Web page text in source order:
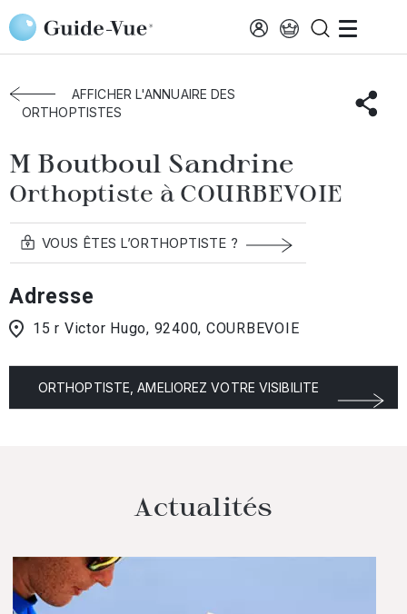
Aller au contenu principal
Accueil Annuaire des orthoptistes
Courbevoie
Boutboul Sandrine
AFFICHER L'ANNUAIRE DES
ORTHOPTISTES
M Boutboul Sandrine
Orthoptiste à COURBEVOIE
VOUS ÊTES L’ORTHOPTISTE ?
Adresse
15 r Victor Hugo, 92400, COURBEVOIE
ORTHOPTISTE, AMELIOREZ VOTRE VISIBILITE
Actualités